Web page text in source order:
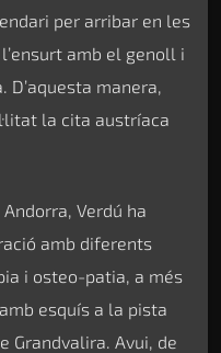
per arribar en les
amb el genoll i
D’aquesta manera,
la cita austríaca
Verdú ha
amb diferents
i osteo-patia, a més
esquís a la pista
Grandvalira. Avui, de